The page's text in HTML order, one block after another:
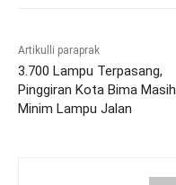
Artikulli paraprak
3.700 Lampu Terpasang,
Pinggiran Kota Bima Masih
Minim Lampu Jalan